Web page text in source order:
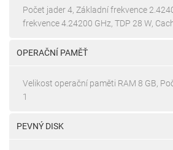
Počet jader 4, Základní frekvence
frekvence 4.24200 GHz, TDP 28 W,
OPERAČNÍ PAMĚŤ
Velikost operační paměti RAM 8 GB,
1
PEVNÝ DISK